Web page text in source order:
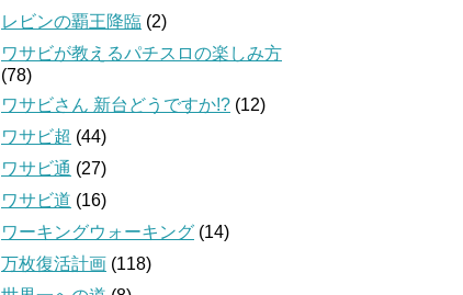
レビンの覇王降臨 (2)
ワサビが教えるパチスロの楽しみ方
(78)
ワサビさん 新台どうですか!? (12)
ワサビ超 (44)
ワサビ通 (27)
ワサビ道 (16)
ワーキングウォーキング (14)
万枚復活計画 (118)